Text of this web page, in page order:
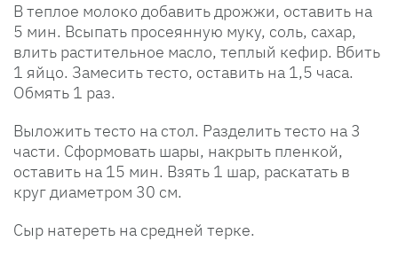
В теплое молоко добавить дрожжи, оставить на
5 мин. Всыпать просеянную муку, соль, сахар,
влить растительное масло, теплый кефир. Вбить
1 яйцо. Замесить тесто, оставить на 1,5 часа.
Обмять 1 раз.
Выложить тесто на стол. Разделить тесто на 3
части. Сформовать шары, накрыть пленкой,
оставить на 15 мин. Взять 1 шар, раскатать в
круг диаметром 30 см.
Сыр натереть на средней терке.